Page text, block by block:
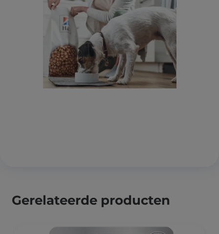
Gerelateerde producten